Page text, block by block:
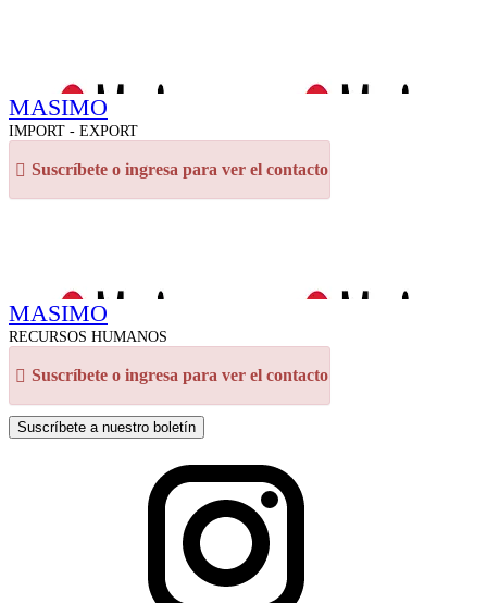
MASIMO
IMPORT - EXPORT
Suscríbete o ingresa para ver el contacto
MASIMO
RECURSOS HUMANOS
Suscríbete o ingresa para ver el contacto
Suscríbete a nuestro boletín